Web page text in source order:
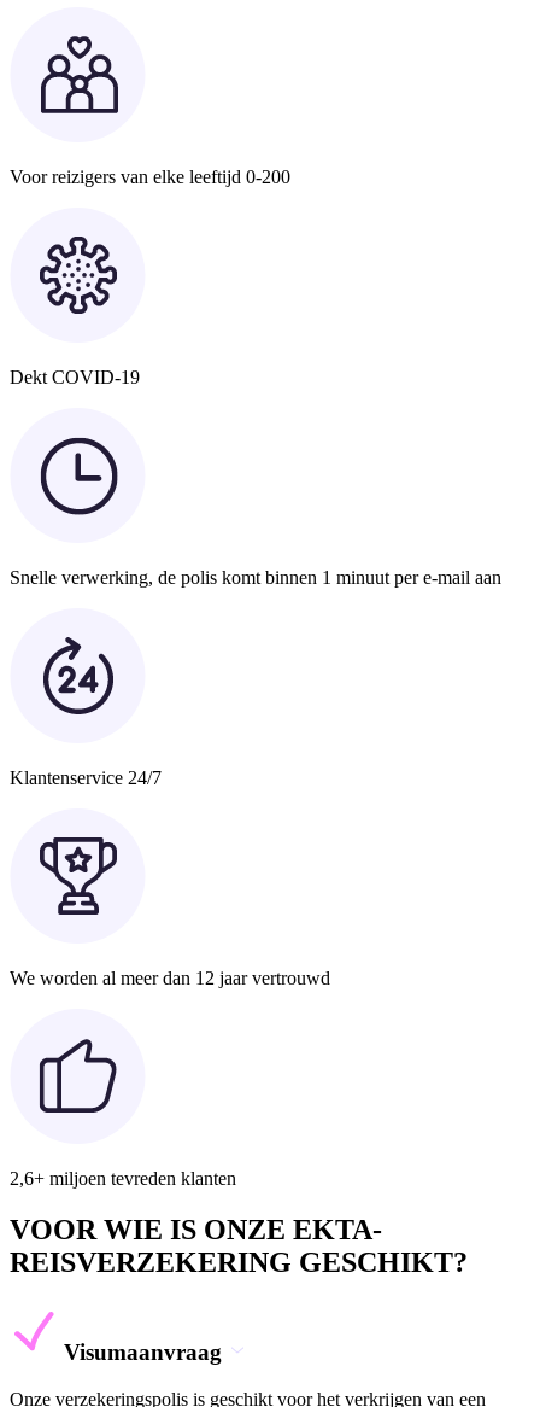
Voor reizigers van elke leeftijd 0-200
Dekt COVID-19
Snelle verwerking, de polis komt binnen 1 minuut per e-mail aan
Klantenservice 24/7
We worden al meer dan 12 jaar vertrouwd
2,6+ miljoen tevreden klanten
VOOR WIE IS ONZE EKTA-
REISVERZEKERING GESCHIKT?
Visumaanvraag
Onze verzekeringspolis is geschikt voor het verkrijgen van een